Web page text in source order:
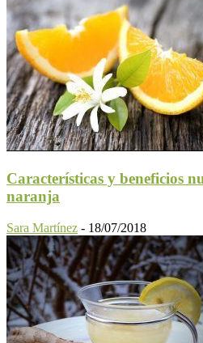
Características y beneficios
naranja
Sara Martínez - 18/07/2018